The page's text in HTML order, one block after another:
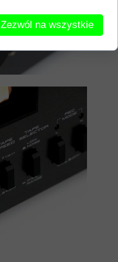
Zezwól na wszystkie